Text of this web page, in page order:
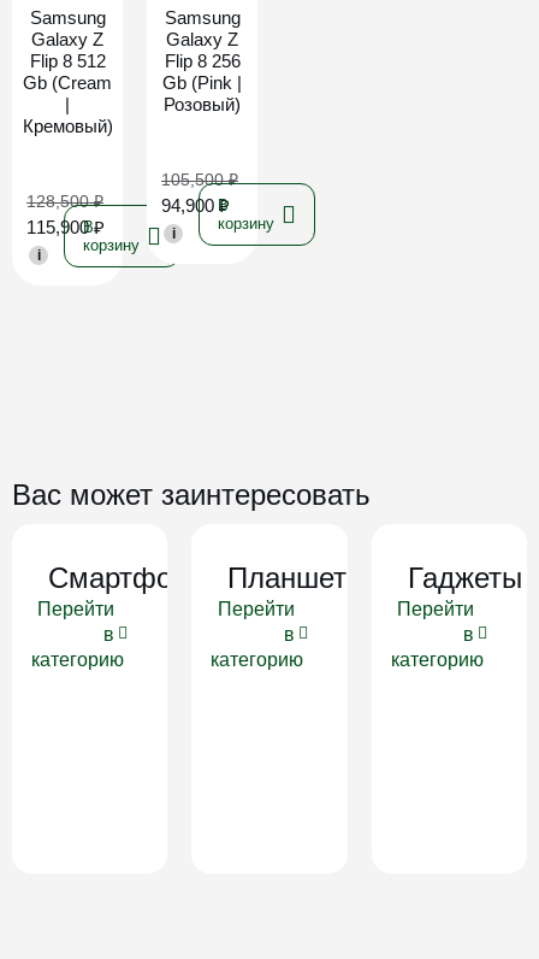
Samsung
Galaxy Z
Flip 8 512
Gb (Cream
|
Кремовый)
128,500₽
115,900₽
i
В
корзину
Samsung
Galaxy Z
Flip 8 256
Gb (Pink |
Розовый)
105,500₽
94,900 ₽
i
В
корзину
Вас может заинтересовать
Смартфоны
Перейти
в
категорию
Планшеты
Перейти
в
категорию
Гаджеты
Перейти
в
категорию